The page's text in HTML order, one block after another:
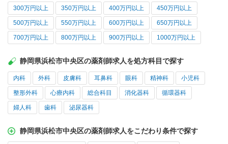
300万円以上 350万円以上 400万円以上 450万円以上
500万円以上 550万円以上 600万円以上 650万円以上
700万円以上 800万円以上 900万円以上 1000万円以上
静岡県浜松市中央区の薬剤師求人を処方科目で探す
内科 外科 皮膚科 耳鼻科 眼科 精神科 小児科
整形外科 心療内科 総合科目 消化器科 循環器科
婦人科 歯科 泌尿器科
静岡県浜松市中央区の薬剤師求人をこだわり条件で探す